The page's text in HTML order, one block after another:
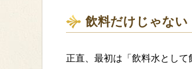
飲料だけじゃない
正直、最初は「飲料水とし